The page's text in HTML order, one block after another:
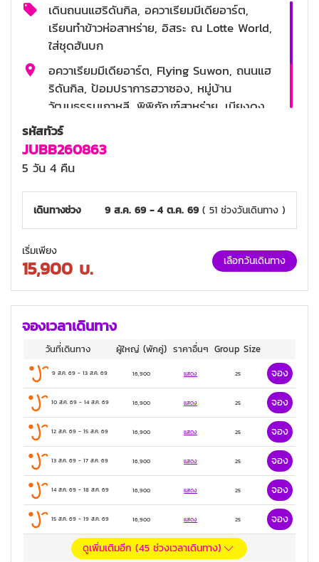
เดินถนนแฮริดันกิล, อควาเรียมมีเดียอาร์ต,
เรียนทำข้าวห่อสาหร่าย, อิสระ ณ Lotte World,
ใส่ชุดฮันบก
อควาเรียมมีเดียอาร์ต, Flying Suwon, ถนนแฮ
ริดันกิล, ป้อมปราการฮวาซอง, หมู่บ้าน
วัฒนธรรมเกาหลี, พิพิภัณฑ์สาหร่าย, เมียงดง,
วัดพงอึนซา, ห้องสมุดสตาร์ฟิลด์, ย่านซองซู
พูลโกกิ, บาร์บีคิวบุฟเฟ่ต์, บูเดชิเก, จิมดัก
4 ดาว
รหัสทัวร์
JUBB260863
5 วัน 4 คืน
เดินทางช่วง 9 ส.ค. 69 - 4 ต.ค. 69( 51 ช่วงวันเดินทาง )
เริ่มเพียง
15,900 บ. เลือกวันเดินทาง
จองเวลาเดินทาง
วันที่เดินทาง ผู้ใหญ่(พักคู่) ราคาอื่นๆ Group Size
9 ส.ค. 69 -13 ส.ค. 69 16,900 แสดง 25 จอง
10 ส.ค. 69- 14 ส.ค. 69 16,900 แสดง 25 จอง
12 ส.ค. 69 -15 ส.ค. 69 16,900 แสดง 25 จอง
13 ส.ค. 69 -17 ส.ค. 69 16,900 แสดง 25 จอง
14 ส.ค. 69- 18 ส.ค. 69 16,900 แสดง 25 จอง
15 ส.ค. 69- 19 ส.ค. 69 16,900 แสดง 25
จอง
ดูเพิ่มเติมอีก (45 ช่วงเวลาเดินทาง)